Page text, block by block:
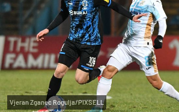
Vjeran Zganec Rogulja/PIXSELL